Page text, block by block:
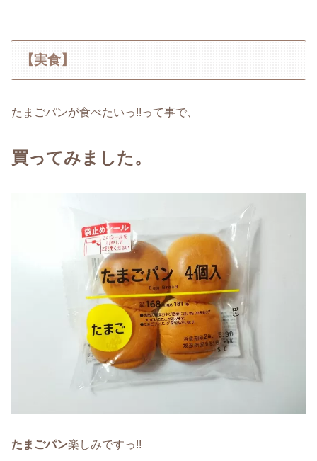
【実食】
たまごパンが食べたいっ!!って事で、
買ってみました。
たまごパン楽しみですっ!!